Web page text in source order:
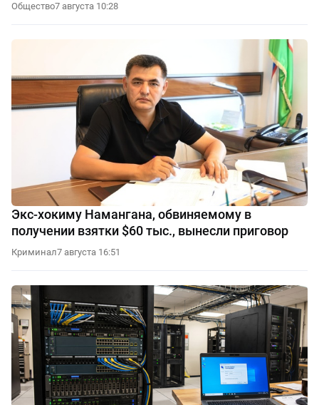
Общество7 августа 10:28
Экс-хокиму Намангана, обвиняемому в
получении взятки $60 тыс., вынесли приговор
Криминал7 августа 16:51